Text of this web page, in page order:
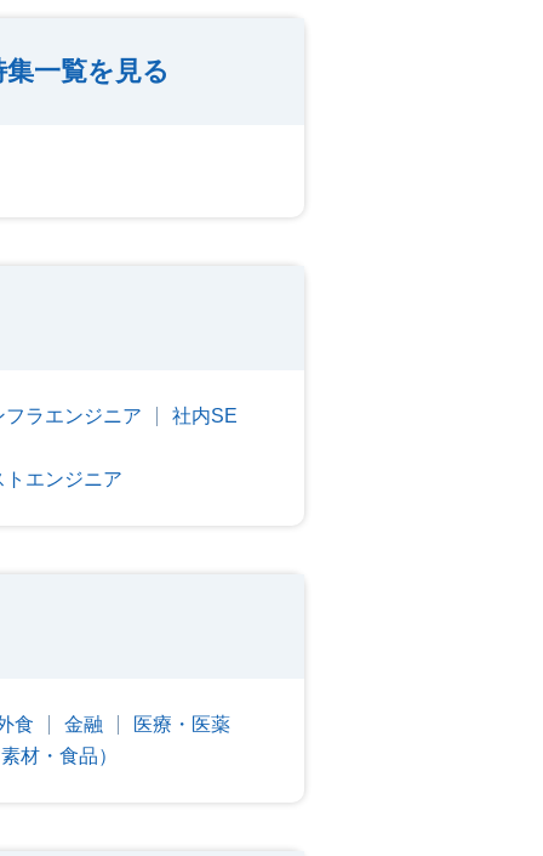
一覧を見る
フラエンジニア
社内SE
エンジニア
食 金融
医療・医薬
材・食品）